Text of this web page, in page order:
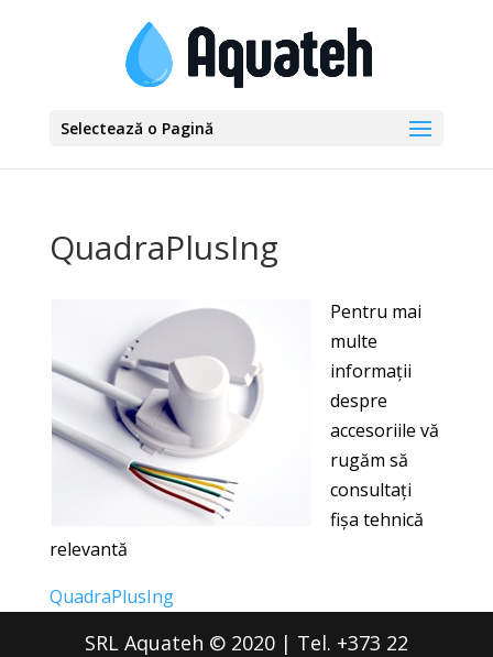
Selectează o Pagină
QuadraPlusIng
Pentru mai
multe
informaţii
despre
accesoriile vă
rugăm să
consultaţi
fişa tehnică
relevantă
QuadraPlusIng
SRL Aquateh © 2020 | Tel. +373 22